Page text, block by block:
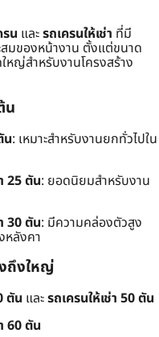
รน และรถเครนให้เช่า ที่มี
สมของหน้างาน ตั้งแต่ขนาด
หญ่สำหรับงานโครงสร้าง
น
น: เหมาะสำหรับงานยกทั่วไปใน
25 ตัน: ยอดนิยมสำหรับงาน
30 ตัน: มีความคล่องตัวสูง
หลังคา
ถึงใหญ่
ตัน และรถเครนให้เช่า 50 ตัน
60 ตัน